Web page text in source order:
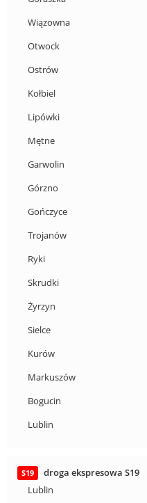
Wiązowna
Otwock
Ostrów
Kołbiel
Lipówki
Mętne
Garwolin
Górzno
Gończyce
Trojanów
Ryki
Skrudki
Żyrzyn
Sielce
Kurów
Markuszów
Bogucin
Lublin
S19
droga ekspresowa S19
Lublin